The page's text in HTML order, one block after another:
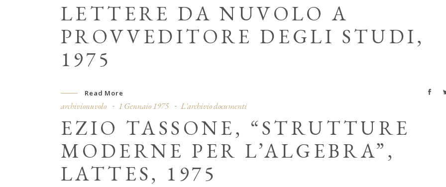
LETTERE DA NUVOLO A
PROVVEDITORE DEGLI STUDI,
1975
Read More
archivionuvolo 1 Gennaio 1975 L'archivio documenti
EZIO TASSONE, “STRUTTURE
MODERNE PER L’ALGEBRA”,
LATTES, 1975